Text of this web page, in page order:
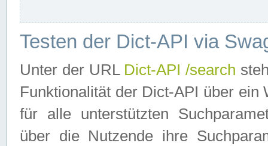
Testen der Dict-API via
Unter der URL Dict-API /search
Funktionalität der Dict-API über
für alle unterstützten
über die Nutzende ihre